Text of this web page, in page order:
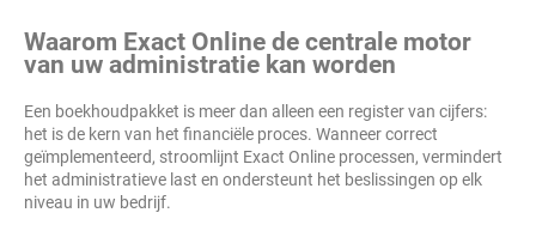
Waarom Exact Online de centrale motor
van uw administratie kan worden
Een boekhoudpakket is meer dan alleen een register van cijfers:
het is de kern van het financiële proces. Wanneer correct
geïmplementeerd, stroomlijnt Exact Online processen, vermindert
het administratieve last en ondersteunt het beslissingen op elk
niveau in uw bedrijf.